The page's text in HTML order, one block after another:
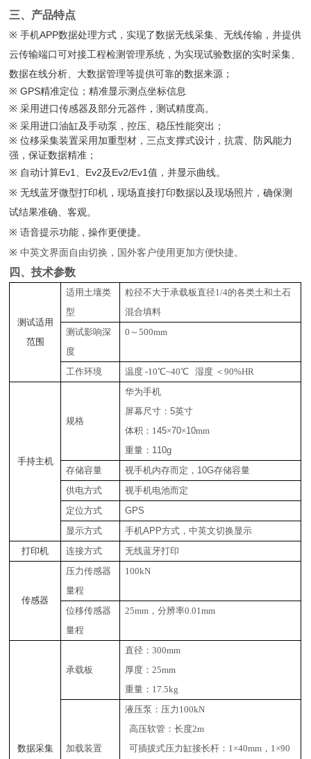
三、产品特点
※ 手机APP数据处理方式，实现了数据无线采集、无线传输，并提供
云传输端口可对接工程检测管理系统，为实现试验数据的实时采集、
数据在线分析、大数据管理等提供可靠的数据来源；
※ GPS精准定位；精准显示测点坐标信息
※ 采用进口传感器及部分元器件，测试精度高。
※ 采用进口油缸及手动泵，控压、稳压性能突出；
※ 位移采集装置采用加重型材，三点支撑式设计，抗震、防风能力
强，保证数据精准；
※ 自动计算Ev1 、 Ev2及 Ev2/Ev1值，并显示曲线。
※ 无线蓝牙微型打印机，现场直接打印数据以及现场照片，确保测
试结果准确、客观。
※ 语音提示功能，操作更便捷。
※ 中英文界面自由切换，国外客户使用更加方便快捷。
四、技术参数
测试适用
范围
适用土壤类
型
粒径不大于承载板直径1/4的各类土和土石
混合填料
测试影响深
度
0 ～500mm
工作环境 温度 -10℃~40℃ 湿度 ＜90%HR
手持主机
规格
华为手机
屏幕尺寸：5英寸
体积：145×70×10mm
重量： 110g
存储容量
视手机内存而定， 10G存储容量
供电方式
视手机电池而定
定位方式
GPS
显示方式
手机APP方式，中英文切换显示
打印机
连接方式 无线蓝牙打印
传感器
压力传感器
量程
100kN
位移传感器
量程
25mm ，分辨率0.01mm
数据采集
承载板
直径：300mm
厚度：25mm
重量：17.5kg
加载装置
液压泵：压力100kN
高压软管：长度2m
可插拔式压力缸接长杆：1×40mm，1×90